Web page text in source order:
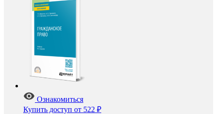
Ознакомиться
Купить доступ от 522 ₽